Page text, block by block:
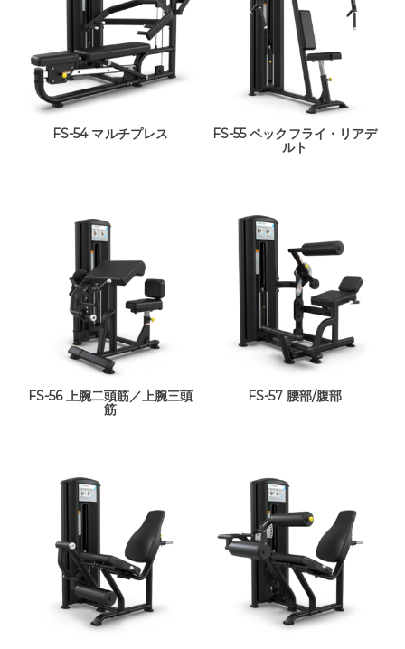
FS-54 マルチプレス
FS-55 ペックフライ・リアデ
ルト
FS-56 上腕二頭筋／上腕三頭
筋
FS-57 腰部/腹部